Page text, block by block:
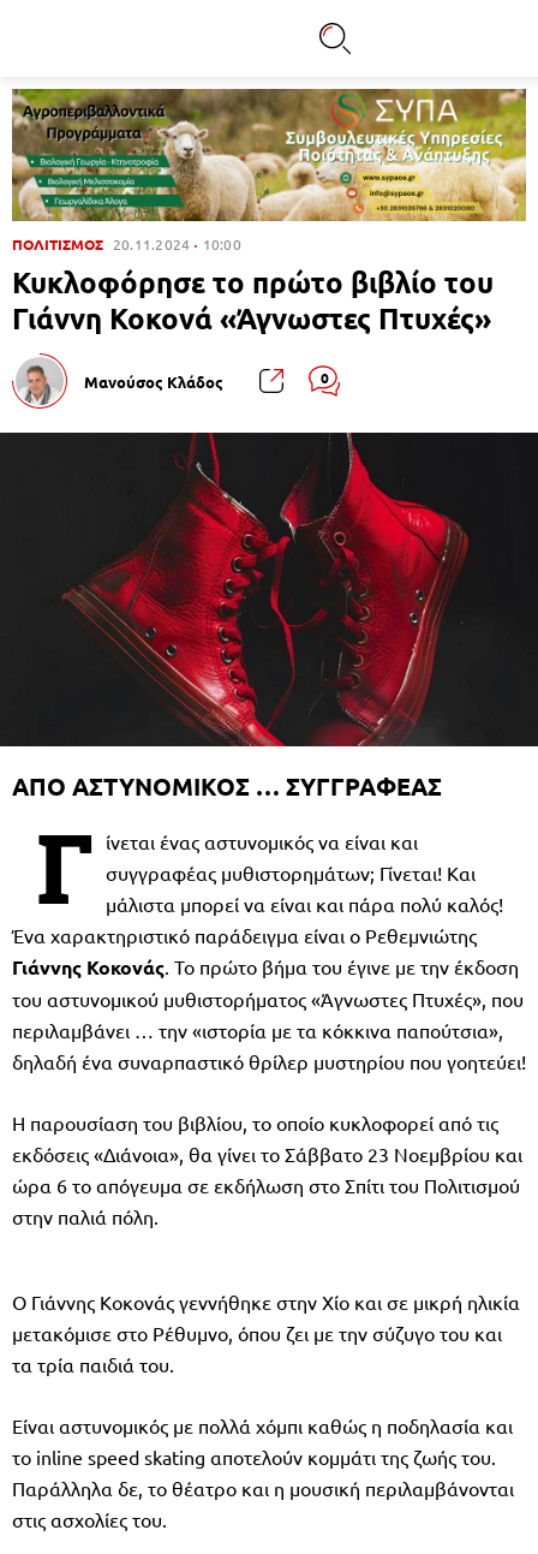
ΠΟΛΙΤΙΣΜΟΣ 20.11.2024 10:00
Κυκλοφόρησε το πρώτο βιβλίο του
Γιάννη Κοκονά «Άγνωστες Πτυχές»
Μανούσος Κλάδος 0
ΑΠΟ ΑΣΤΥΝΟΜΙΚΟΣ … ΣΥΓΓΡΑΦΕΑΣ
Γ ίνεται ένας αστυνομικός να είναι και
συγγραφέας μυθιστορημάτων; Γίνεται! Και
μάλιστα μπορεί να είναι και πάρα πολύ καλός!
Ένα χαρακτηριστικό παράδειγμα είναι ο Ρεθεμνιώτης
Γιάννης Κοκονάς . Το πρώτο βήμα του έγινε με την έκδοση
του αστυνομικού μυθιστορήματος «Άγνωστες Πτυχές», που
περιλαμβάνει … την «ιστορία με τα κόκκινα παπούτσια»,
δηλαδή ένα συναρπαστικό θρίλερ μυστηρίου που γοητεύει!
Η παρουσίαση του βιβλίου, το οποίο κυκλοφορεί από τις
εκδόσεις «Διάνοια», θα γίνει το Σάββατο 23 Νοεμβρίου και
ώρα 6 το απόγευμα σε εκδήλωση στο Σπίτι του Πολιτισμού
στην παλιά πόλη.
Ο Γιάννης Κοκονάς γεννήθηκε στην Χίο και σε μικρή ηλικία
μετακόμισε στο Ρέθυμνο, όπου ζει με την σύζυγο του και
τα τρία παιδιά του.
Είναι αστυνομικός με πολλά χόμπι καθώς η ποδηλασία και
το inline speed skating αποτελούν κομμάτι της ζωής του.
Παράλληλα δε, το θέατρο και η μουσική περιλαμβάνονται
στις ασχολίες του.